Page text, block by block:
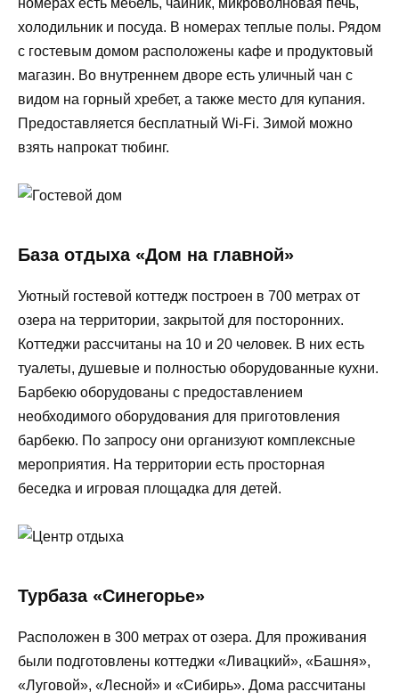
холодильник и посуда. В номерах теплые полы. Рядом
с гостевым домом расположены кафе и продуктовый
магазин. Во внутреннем дворе есть уличный чан с
видом на горный хребет, а также место для купания.
Предоставляется бесплатный Wi-Fi. Зимой можно
взять напрокат тюбинг.
База отдыха «Дом на главной»
Уютный гостевой коттедж построен в 700 метрах от
озера на территории, закрытой для посторонних.
Коттеджи рассчитаны на 10 и 20 человек. В них есть
туалеты, душевые и полностью оборудованные кухни.
Барбекю оборудованы с предоставлением
необходимого оборудования для приготовления
барбекю. По запросу они организуют комплексные
мероприятия. На территории есть просторная
беседка и игровая площадка для детей.
Турбаза «Синегорье»
Расположен в 300 метрах от озера. Для проживания
были подготовлены коттеджи «Ливацкий», «Башня»,
«Луговой», «Лесной» и «Сибирь». Дома рассчитаны